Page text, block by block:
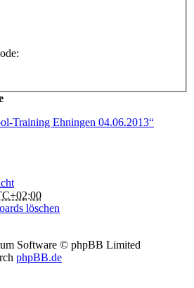
Training Ehningen 04.06.2013“
löschen
Software © phpBB Limited
phpBB.de